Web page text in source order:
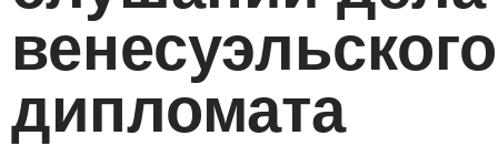
венесуэльского
дипломата